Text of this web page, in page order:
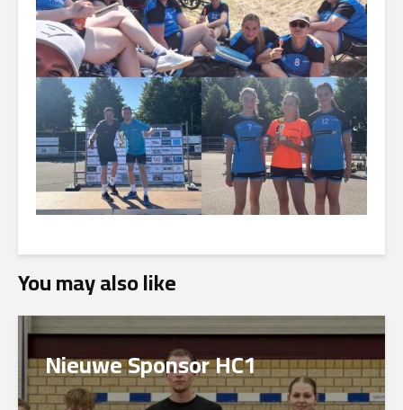
You may also like
Nieuwe Sponsor HC1